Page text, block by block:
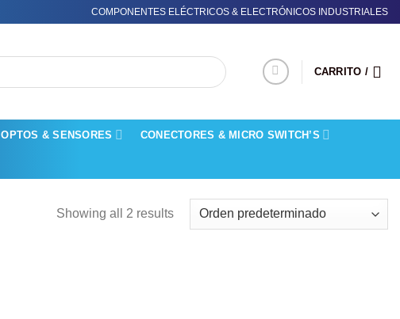
COMPONENTES ELÉCTRICOS & ELECTRÓNICOS INDUSTRIALES
CARRITO /
OPTOS & SENSORES CONECTORES & MICRO SWITCH’S
Showing all 2 results